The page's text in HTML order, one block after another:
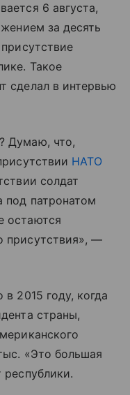
6 августа,
за десять
Такое
сделал в интервью
Думаю, что,
НАТО
солдат
под патронатом
остаются
присутствия», —
2015 году, когда
страны,
«Это большая
республики.